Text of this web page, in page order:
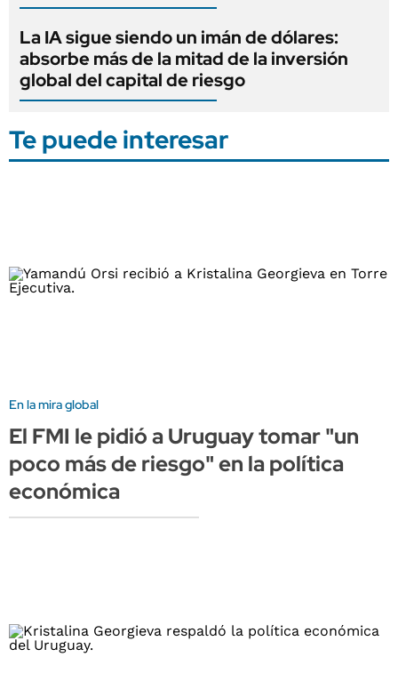
La IA sigue siendo un imán de dólares:
absorbe más de la mitad de la inversión
global del capital de riesgo
Te puede interesar
En la mira global
El FMI le pidió a Uruguay tomar "un
poco más de riesgo" en la política
económica